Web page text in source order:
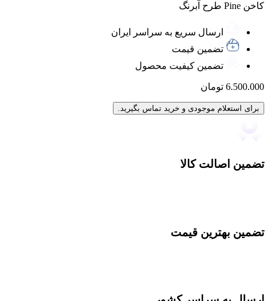
کاخن Pine طرح آبرنگ
ارسال سریع به سراسر ایران
تضمین قیمت
تضمین کیفیت محصول
6.500.000 تومان
برای استعلام موجودی و خرید تماس بگیرید.
تضمین اصالت کالا
تضمین بهترین قیمت